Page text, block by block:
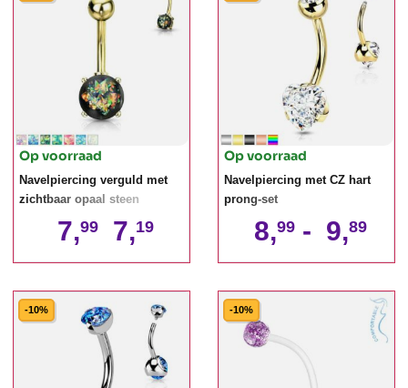
Op voorraad
Navelpiercing verguld met
zichtbaar opaal steen
7,99 7,19
Op voorraad
Navelpiercing met CZ hart
prong-set
8,99 - 9,89
-10% -10%